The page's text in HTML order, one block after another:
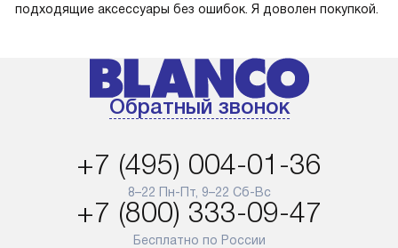
подходящие аксессуары без ошибок. Я доволен покупкой.
Обратный звонок
+7 (495) 004-01-36
8–22 Пн-Пт, 9–22 Сб-Вс
+7 (800) 333-09-47
Бесплатно по России